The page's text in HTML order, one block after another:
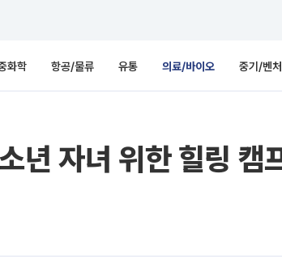
화학 항공/물류 유통 의료/바이오 중기/벤처
년 자녀 위한 힐링 캠